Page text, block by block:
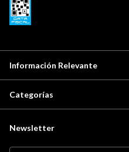
Información Relevante
Categorías
Newsletter